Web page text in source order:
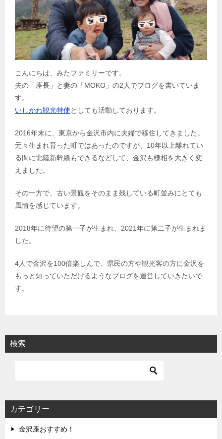
こんにちは、みたファミリーです。
夫の「座長」と妻の「MOKO」の2人でブログを書いていま
す。
いしかわ観光特使としても活動しております。
2016年末に、東京から金沢市内に夫婦で移住してきました。
元々生まれ育った町ではあったのですが、10年以上離れてい
る間に北陸新幹線もできるなどして、金沢も様相を大きく変
えました。
その一方で、古い景観をそのまま残している町並みにとても
風情を感じています。
2018年に待望の第一子が生まれ、2021年に第二子が生まれま
した。
4人で金沢を100倍楽しんで、県民の方や観光客の方に金沢を
もっと知っていただけるようなブログを運営していきたいで
す。
検索
カテゴリー
金沢座おすすめ！